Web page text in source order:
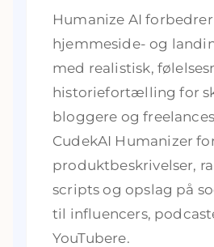
Humanize AI forbedrer
hjemmeside- og
med realistisk,
historiefortælling for
bloggere og
CudekAI Humanizer
produktbeskrivelser,
scripts og opslag på
til influencers,
YouTubere.